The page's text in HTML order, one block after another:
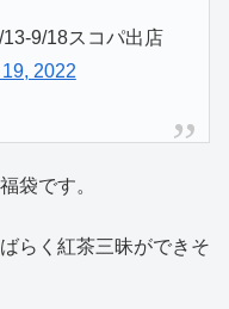
9/18スコパ出店
2022
袋です。
らく紅茶三昧ができそ